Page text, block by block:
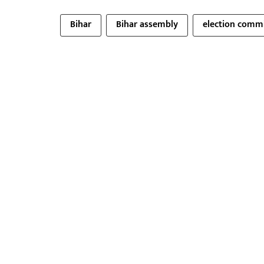
Bihar Bihar assembly election